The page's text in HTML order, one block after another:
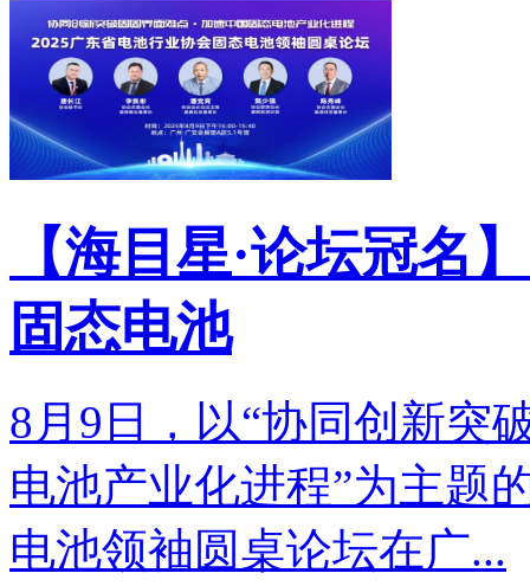
【海目星·论坛冠名
固态电池
8月9日，以“协同创新突
电池产业化进程”为主题
电池领袖圆桌论坛在广...